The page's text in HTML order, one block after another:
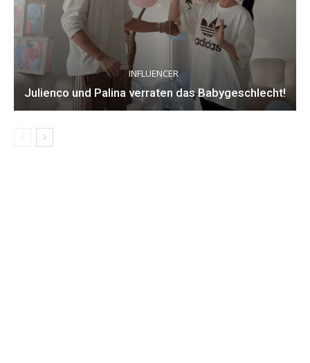
INFLUENCER
Julienco und Palina verraten das Babygeschlecht!